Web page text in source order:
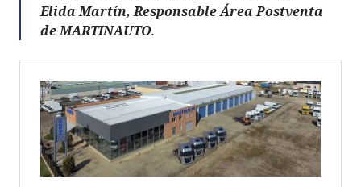
Elida Martín, Responsable Área Postventa
de MARTINAUTO.